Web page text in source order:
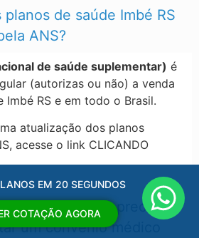
planos de saúde Imbé RS​
ANS?
de saúde suplementar) é
(autorizas ou não) a venda
Imbé RS​ e em todo o Brasil.
atualização dos planos
acesse o link CLICANDO
documentos eu preciso
um convênio médico
EM 20 SEGUNDOS
COTAÇÃO AGORA